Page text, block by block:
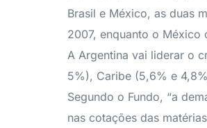
Brasil e México, as duas
2007, enquanto o México
A Argentina vai liderar o
5%), Caribe (5,6% e
Segundo o Fundo, “a
nas cotações das